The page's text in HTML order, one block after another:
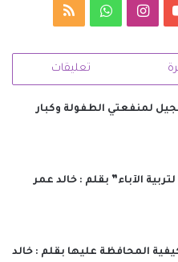
‫YouTubeانستقرامواتسابملخص
RSS
تعليقات
لمنفعتي الطفولة وكبار
الآباء” بقلم : خالد عمر
المحافظة عليها بقلم : خالد